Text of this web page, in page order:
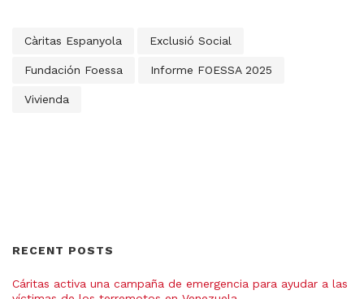
Càritas Espanyola Exclusió Social
Fundación Foessa Informe FOESSA 2025
Vivienda
RECENT POSTS
Cáritas activa una campaña de emergencia para ayudar a las